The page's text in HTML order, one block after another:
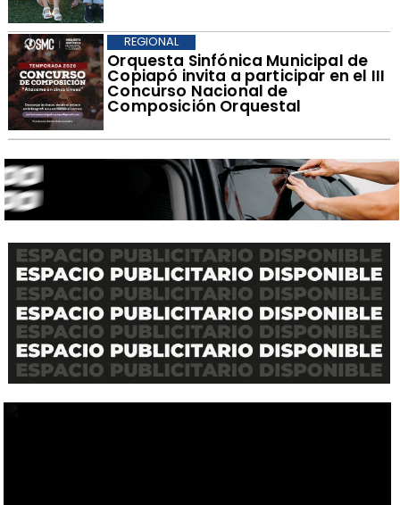
Orquesta Sinfónica Municipal de
Copiapó invita a participar en el III
Concurso Nacional de
Composición Orquestal
REGIONAL